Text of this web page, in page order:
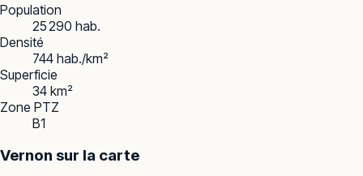
Population
25 290 hab.
Densité
744 hab./km²
Superficie
34 km²
Zone PTZ
B1
Vernon sur la carte